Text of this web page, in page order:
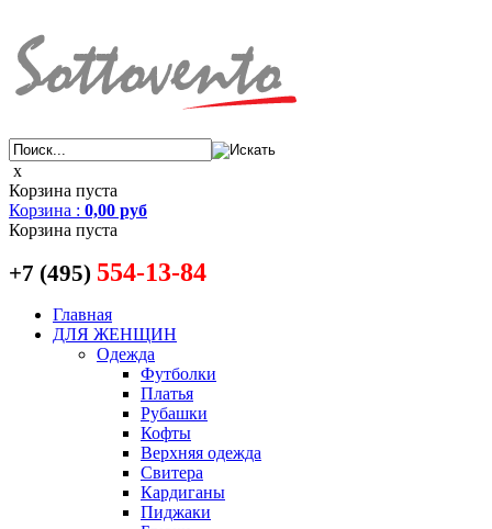
x
Корзина пуста
Корзина : 0,00 руб
Корзина пуста
+7 (495) 554-13-84
Главная
ДЛЯ ЖЕНЩИН
Одежда
Футболки
Платья
Рубашки
Кофты
Верхняя одежда
Свитера
Кардиганы
Пиджаки